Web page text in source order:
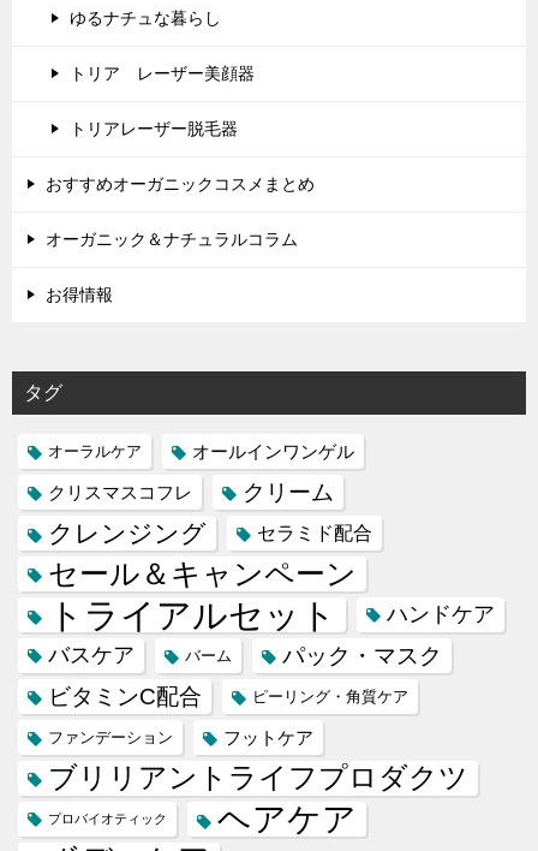
ゆるナチュな暮らし
トリア レーザー美顔器
トリアレーザー脱毛器
おすすめオーガニックコスメまとめ
オーガニック＆ナチュラルコラム
お得情報
タグ
オーラルケア
オールインワンゲル
クリスマスコフレ
クリーム
クレンジング セラミド配合
セール＆キャンペーン
トライアルセット
ハンドケア
バスケア
バーム
パック・マスク
ビタミンC配合
ピーリング・角質ケア
ファンデーション フットケア
ブリリアントライフプロダクツ
プロバイオティック ヘアケア